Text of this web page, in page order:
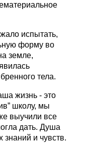
испытать,
форму во
земле,
тела.
жизнь - это
школу, мы
выучили все
дать. Душа
знаний и чувств.